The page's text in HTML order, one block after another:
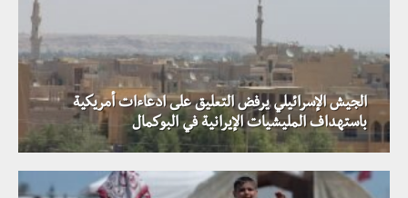
الجيش الإسرائيلي يرفض التعليق على ادعاءات أمريكية
باستهداف المليشيات الإيرانية في البوكمال